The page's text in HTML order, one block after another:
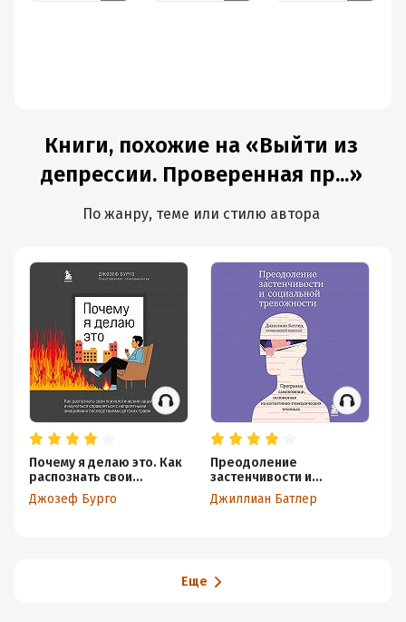
Книги, похожие на «Выйти из
депрессии. Проверенная пр...»
По жанру, теме или стилю автора
Почему я делаю это. Как
распознать свои
психологические защиты
и научиться справляться
Джозеф Бурго
Преодоление
застенчивости и
социальной
тревожности. Программа
Джиллиан Батлер
Еще